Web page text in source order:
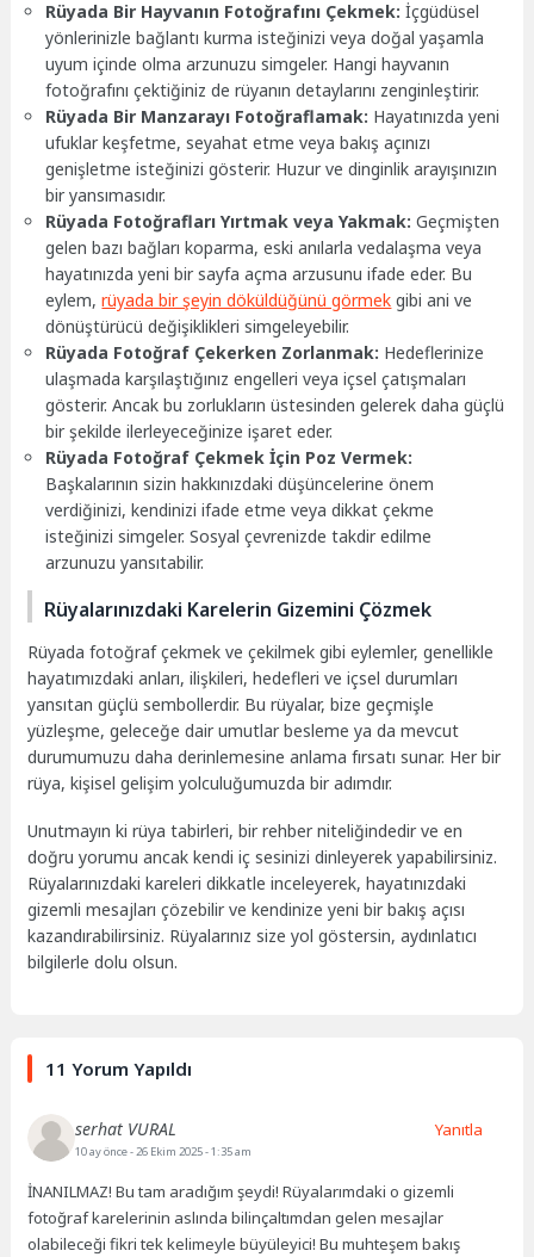
Rüyada Bir Hayvanın Fotoğrafını Çekmek: İçgüdüsel
yönlerinizle bağlantı kurma isteğinizi veya doğal yaşamla
uyum içinde olma arzunuzu simgeler. Hangi hayvanın
fotoğrafını çektiğiniz de rüyanın detaylarını zenginleştirir.
Rüyada Bir Manzarayı Fotoğraflamak: Hayatınızda yeni
ufuklar keşfetme, seyahat etme veya bakış açınızı
genişletme isteğinizi gösterir. Huzur ve dinginlik arayışınızın
bir yansımasıdır.
Rüyada Fotoğrafları Yırtmak veya Yakmak: Geçmişten
gelen bazı bağları koparma, eski anılarla vedalaşma veya
hayatınızda yeni bir sayfa açma arzusunu ifade eder. Bu
eylem,rüyada bir şeyin döküldüğünü görmek gibi ani ve
dönüştürücü değişiklikleri simgeleyebilir.
Rüyada Fotoğraf Çekerken Zorlanmak: Hedeflerinize
ulaşmada karşılaştığınız engelleri veya içsel çatışmaları
gösterir. Ancak bu zorlukların üstesinden gelerek daha güçlü
bir şekilde ilerleyeceğinize işaret eder.
Rüyada Fotoğraf Çekmek İçin Poz Vermek:
Başkalarının sizin hakkınızdaki düşüncelerine önem
verdiğinizi, kendinizi ifade etme veya dikkat çekme
isteğinizi simgeler. Sosyal çevrenizde takdir edilme
arzunuzu yansıtabilir.
Rüyalarınızdaki Karelerin Gizemini Çözmek
Rüyada fotoğraf çekmek ve çekilmek gibi eylemler, genellikle
hayatımızdaki anları, ilişkileri, hedefleri ve içsel durumları
yansıtan güçlü sembollerdir. Bu rüyalar, bize geçmişle
yüzleşme, geleceğe dair umutlar besleme ya da mevcut
durumumuzu daha derinlemesine anlama fırsatı sunar. Her bir
rüya, kişisel gelişim yolculuğumuzda bir adımdır.
Unutmayın ki rüya tabirleri, bir rehber niteliğindedir ve en
doğru yorumu ancak kendi iç sesinizi dinleyerek yapabilirsiniz.
Rüyalarınızdaki kareleri dikkatle inceleyerek, hayatınızdaki
gizemli mesajları çözebilir ve kendinize yeni bir bakış açısı
kazandırabilirsiniz. Rüyalarınız size yol göstersin, aydınlatıcı
bilgilerle dolu olsun.
11 Yorum Yapıldı
serhat VURAL
10 ay önce- 26 Ekim 2025 - 1:35 am
İNANILMAZ! Bu tam aradığım şeydi! Rüyalarımdaki o gizemli
fotoğraf karelerinin aslında bilinçaltımdan gelen mesajlar
olabileceği fikri tek kelimeyle büyüleyici! Bu muhteşem bakış
Yanıtla